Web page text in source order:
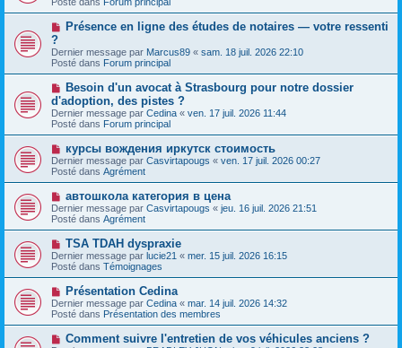
g
e
m
e
g
e
v
e
a
m
e
s
s
a
g
e
N
v
e
a
m
e
s
g
e
Présence en ligne des études de notaires — votre ressenti
?
Dernier message par Marcus89 « sam. 18 juil. 2026 22:10
Posté dans Forum principal
N
u
v
e
a
u
m
e
s
s
a
g
e
Besoin d'un avocat à Strasbourg pour notre dossier
d'adoption, des pistes ?
Dernier message par Cedina « ven. 17 juil. 2026 11:44
Posté dans Forum principal
N
o
u
v
a
u
m
e
s
s
a
g
e
курсы вождения иркутск стоимость
Dernier message par Casvirtapougs « ven. 17 juil. 2026 00:27
Posté dans Agrément
N
o
u
v
e
u
m
e
s
a
g
e
автошкола категория в цена
Dernier message par Casvirtapougs « jeu. 16 juil. 2026 21:51
Posté dans Agrément
N
o
u
v
e
a
u
m
e
s
TSA TDAH dyspraxie
Dernier message par lucie21 « mer. 15 juil. 2026 16:15
Posté dans Témoignages
N
o
u
v
a
Présentation Cedina
Dernier message par Cedina « mar. 14 juil. 2026 14:32
Posté dans Présentation des membres
NComment suivre l'entretien de vos véhicules anciens ?